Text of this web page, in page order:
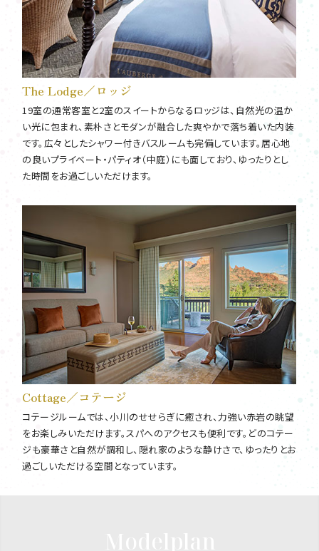
The Lodge／ロッジ
19室の通常客室と2室のスイートからなるロッジは、自然光の温か
い光に包まれ、素朴さとモダンが融合した爽やかで落ち着いた内装
です。広々としたシャワー付きバスルームも完備しています。居心地
の良いプライベート・パティオ（中庭）にも面しており、ゆったりとし
た時間をお過ごしいただけます。
Cottage／コテージ
コテージルームでは、小川のせせらぎに癒され、力強い赤岩の眺望
をお楽しみいただけます。スパへのアクセスも便利です。どのコテー
ジも豪華さと自然が調和し、隠れ家のような静けさで、ゆったりとお
過ごしいただける空間となっています。